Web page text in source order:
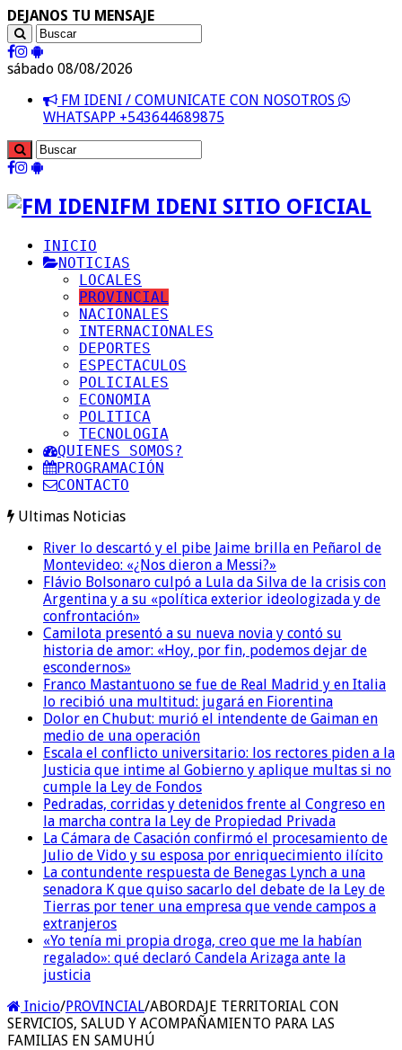
DEJANOS TU MENSAJE
sábado 08/08/2026
FM IDENI / COMUNICATE CON NOSOTROS
WHATSAPP +543644689875
FM IDENI SITIO OFICIAL
INICIO
NOTICIAS
LOCALES
PROVINCIAL
NACIONALES
INTERNACIONALES
DEPORTES
ESPECTACULOS
POLICIALES
ECONOMIA
POLITICA
TECNOLOGIA
QUIENES SOMOS?
PROGRAMACIÓN
CONTACTO
Ultimas Noticias
River lo descartó y el pibe Jaime brilla en Peñarol de
Montevideo: «¿Nos dieron a Messi?»
Flávio Bolsonaro culpó a Lula da Silva de la crisis con
Argentina y a su «política exterior ideologizada y de
confrontación»
Camilota presentó a su nueva novia y contó su
historia de amor: «Hoy, por fin, podemos dejar de
escondernos»
Franco Mastantuono se fue de Real Madrid y en Italia
lo recibió una multitud: jugará en Fiorentina
Dolor en Chubut: murió el intendente de Gaiman en
medio de una operación
Escala el conflicto universitario: los rectores piden a la
Justicia que intime al Gobierno y aplique multas si no
cumple la Ley de Fondos
Pedradas, corridas y detenidos frente al Congreso en
la marcha contra la Ley de Propiedad Privada
La Cámara de Casación confirmó el procesamiento de
Julio de Vido y su esposa por enriquecimiento ilícito
La contundente respuesta de Benegas Lynch a una
senadora K que quiso sacarlo del debate de la Ley de
Tierras por tener una empresa que vende campos a
extranjeros
«Yo tenía mi propia droga, creo que me la habían
regalado»: qué declaró Candela Arizaga ante la
justicia
Inicio/PROVINCIAL/ABORDAJE TERRITORIAL CON
SERVICIOS, SALUD Y ACOMPAÑAMIENTO PARA LAS
FAMILIAS EN SAMUHÚ